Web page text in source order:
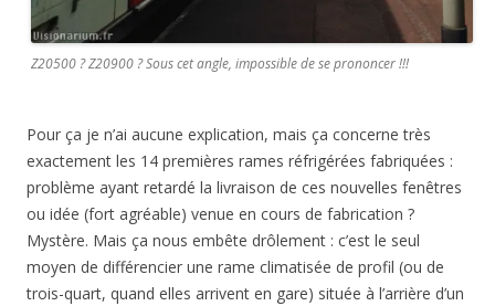
Z20500 ? Z20900 ? Sous cet angle, impossible de se prononcer !!!
Pour ça je n’ai aucune explication, mais ça concerne très
exactement les 14 premières rames réfrigérées fabriquées :
problème ayant retardé la livraison de ces nouvelles fenêtres
ou idée (fort agréable) venue en cours de fabrication ?
Mystère. Mais ça nous embête drôlement : c’est le seul
moyen de différencier une rame climatisée de profil (ou de
trois-quart, quand elles arrivent en gare) située à l’arrière d’un